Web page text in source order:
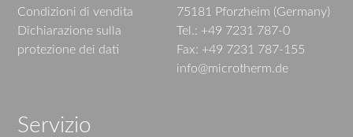
Condizioni di vendita
Dichiarazione sulla
protezione dei dati
75181 Pforzheim (Germany)
Tel.: +49 7231 787-0
Fax: +49 7231 787-155
info@microtherm.de
Servizio